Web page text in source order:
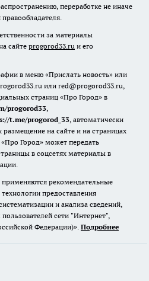
переработке не иначе
за материалы
сайте progorod33.ru и его
в меню «Прислать новость» или
или red@progorod33.ru,
страниц «Про Город» в
progorod33,
t.me/progorod_33, автоматически
размещение на сайте и на страницах
Город» может передать
в соцсетях материалы в
рекомендательные
предоставления
и анализа сведений,
сети "Интернет",
Федерации)». Подробнее